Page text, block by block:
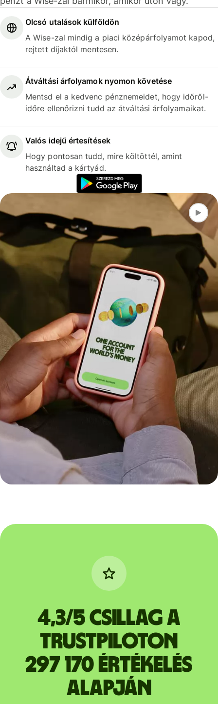
Olcsó utalások külföldön
A Wise-zal mindig a piaci középárfolyamot kapod,
rejtett díjaktól mentesen.
Átváltási árfolyamok nyomon követése
Mentsd el a kedvenc pénznemeidet, hogy időről-
időre ellenőrizni tudd az átváltási árfolyamaikat.
Valós idejű értesítések
Hogy pontosan tudd, mire költöttél, amint
használtad a kártyád.
4,3/5 csillag a
Trustpiloton
297 170 értékelés
alapján